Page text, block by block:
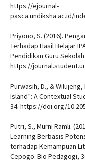
https://ejournal-
pasca.undiksha.ac.id/
Priyono, S. (2016).
Terhadap Hasil Belajar
Pendidikan Guru
https://
Purwasih, D., &
Island”: A Contextual
34. https://doi.org/
Putri, S., Murni Ramli.
Learning Berbasis
terhadap Kemampuan
Cepogo. Bio Pedagogi,